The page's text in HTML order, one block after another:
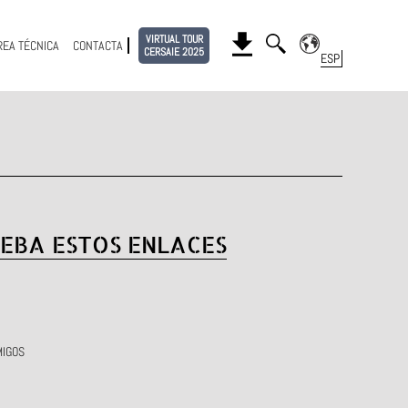
TÉCNICA CONTACTA
VIRTUAL TOUR
CERSAIE 2025
ESTOS ENLACES